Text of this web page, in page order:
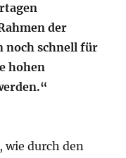
der
noch schnell für
hohen
wie durch den